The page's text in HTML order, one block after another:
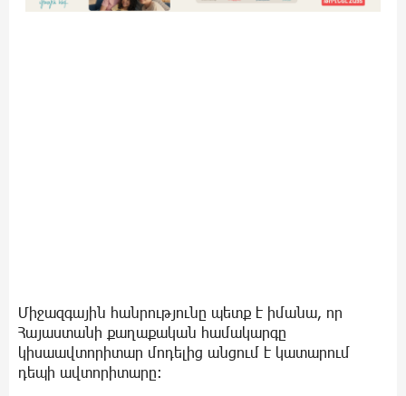
Միջազգային հանրությունը պետք է իմանա, որ
Հայաստանի քաղաքական համակարգը
կիսաավտորիտար մոդելից անցում է կատարում
դեպի ավտորիտարը։